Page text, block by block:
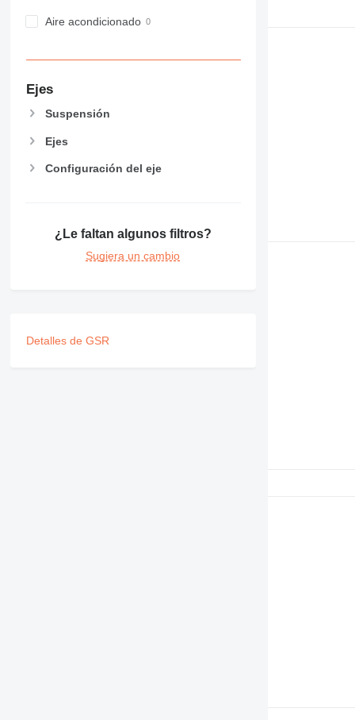
V-series
Aire acondicionado
Ejes
Suspensión
Ejes
Configuración del eje
¿Le faltan algunos filtros?
Sugiera un cambio
Detalles de GSR